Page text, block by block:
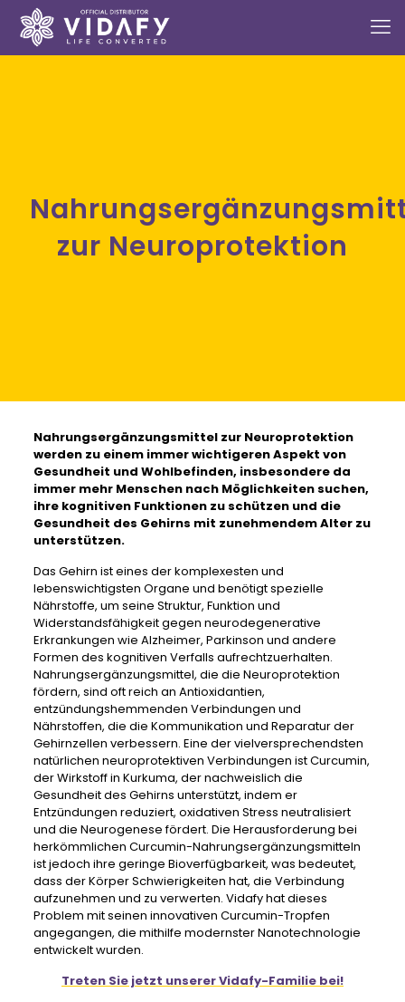
Nahrungsergänzungsmittel
zur Neuroprotektion
Nahrungsergänzungsmittel zur Neuroprotektion
werden zu einem immer wichtigeren Aspekt von
Gesundheit und Wohlbefinden, insbesondere da
immer mehr Menschen nach Möglichkeiten suchen,
ihre kognitiven Funktionen zu schützen und die
Gesundheit des Gehirns mit zunehmendem Alter zu
unterstützen.
Das Gehirn ist eines der komplexesten und
lebenswichtigsten Organe und benötigt spezielle
Nährstoffe, um seine Struktur, Funktion und
Widerstandsfähigkeit gegen neurodegenerative
Erkrankungen wie Alzheimer, Parkinson und andere
Formen des kognitiven Verfalls aufrechtzuerhalten.
Nahrungsergänzungsmittel, die die Neuroprotektion
fördern, sind oft reich an Antioxidantien,
entzündungshemmenden Verbindungen und
Nährstoffen, die die Kommunikation und Reparatur der
Gehirnzellen verbessern. Eine der vielversprechendsten
natürlichen neuroprotektiven Verbindungen ist Curcumin,
der Wirkstoff in Kurkuma, der nachweislich die
Gesundheit des Gehirns unterstützt, indem er
Entzündungen reduziert, oxidativen Stress neutralisiert
und die Neurogenese fördert. Die Herausforderung bei
herkömmlichen Curcumin-Nahrungsergänzungsmitteln
ist jedoch ihre geringe Bioverfügbarkeit, was bedeutet,
dass der Körper Schwierigkeiten hat, die Verbindung
aufzunehmen und zu verwerten. Vidafy hat dieses
Problem mit seinen innovativen Curcumin-Tropfen
angegangen, die mithilfe modernster Nanotechnologie
entwickelt wurden.
Treten Sie jetzt unserer Vidafy-Familie bei!